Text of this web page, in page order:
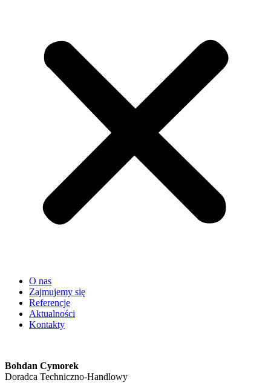
O nas
Zajmujemy się
Referencje
Aktualności
Kontakty
Bohdan Cymorek
Doradca Techniczno-Handlowy